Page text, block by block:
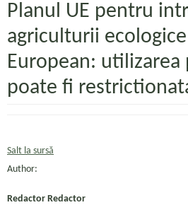
Planul UE pentru
agriculturii
European:
poate fi
Salt la sursă
Author:
Redactor Redactor